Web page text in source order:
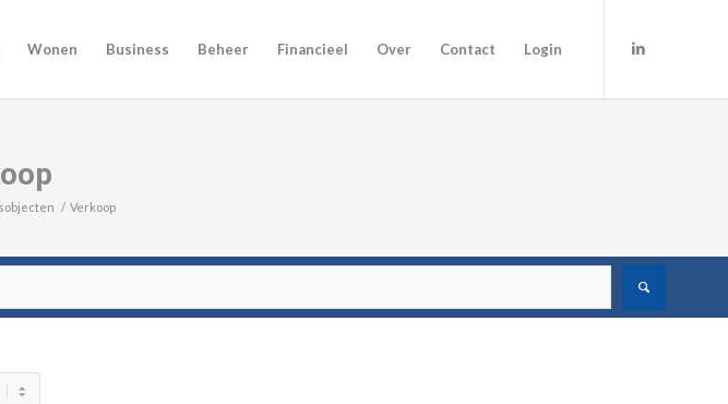
Wonen Business Beheer Financieel Over Contact Login
/ Verkoop